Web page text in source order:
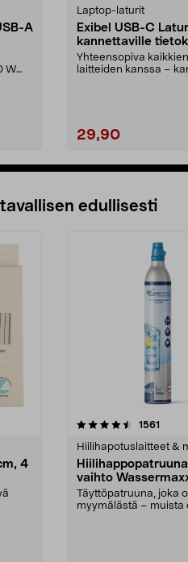
A
W
Laptop-laturit
Exibel USB-C
kannettaville
W
Yhteensopiva
laitteiden kanssa –
29,90
edullisesti
4
1561
Hiilihapotuslaitteet &
vaihto
Täyttöpatruuna, joka
myymälästä – muista
4.5viidestä